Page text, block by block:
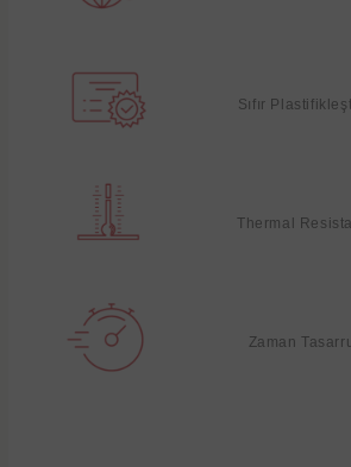
Sıfır
Thermal
Zaman